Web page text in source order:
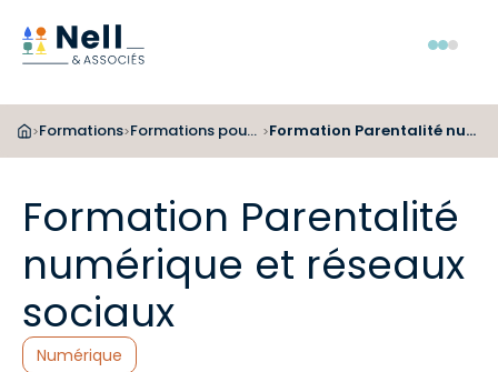
Aller au pied de page
Aller au menu
Aller au contenu
>Formations> Formations pour les bibliothécaires > Formation Parentalité numérique et réseaux sociaux
Formation Parentalité
numérique et réseaux
sociaux
Catégories :
Numérique